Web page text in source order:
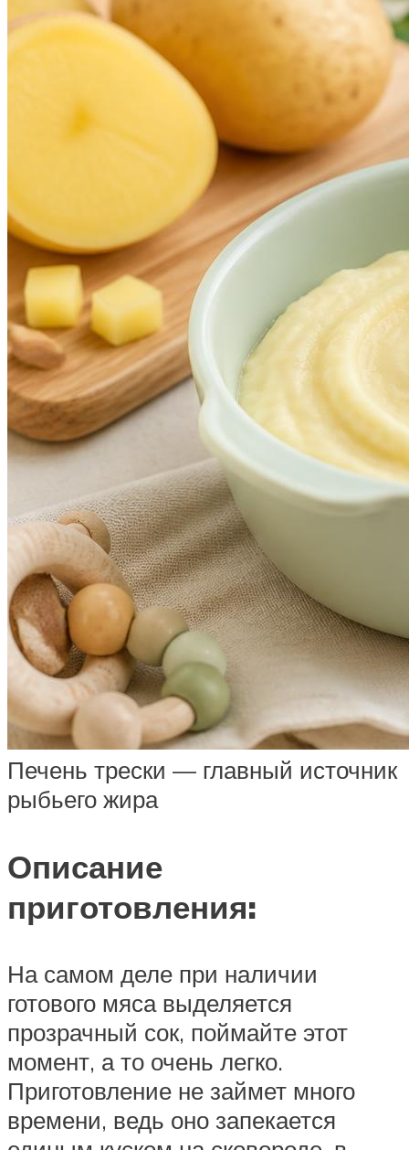
Печень трески — главный источник
рыбьего жира
Описание
приготовления:
На самом деле при наличии
готового мяса выделяется
прозрачный сок, поймайте этот
момент, а то очень легко.
Приготовление не займет много
времени, ведь оно запекается